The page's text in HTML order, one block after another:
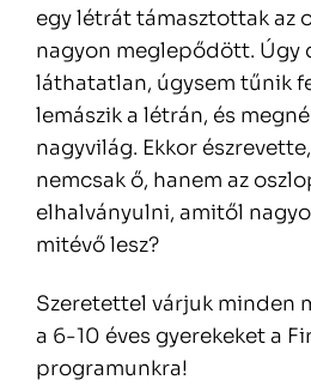
egy létrát támasztottak az
nagyon meglepődött. Úgy
láthatatlan, úgysem tűnik
lemászik a létrán, és
nagyvilág. Ekkor
nemcsak ő, hanem az
elhalványulni, amitől
mitévő lesz?
Szeretettel várjuk minden
a 6-10 éves gyerekeket a
programunkra!